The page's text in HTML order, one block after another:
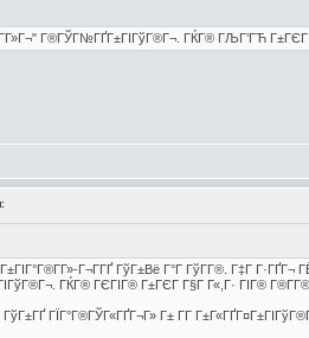
Г®ГЎГ№ГҐГ±ГІГўГ®Г¬. ГЌГ® ГЉГ’ГЋ
Г±ГІГ°Г®Г­Г»-Г¬Г­ГҐ ГўГ±Вё Г°Г ГўГ­Г®. Г‡Г
ГЌГ® ГЄГІГ® Г±ГЄГ Г§Г Г«,Г· ГІГ®
ГЇГ°Г®ГЎГ«ГҐГ¬Г» Г± Г­Г